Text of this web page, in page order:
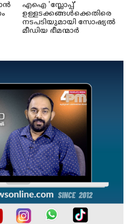
എഐ 'സ്ലോപ്പ്'
ഉള്ളടക്കങ്ങൾക്കെതിരെ
നടപടിയുമായി സോഷ്യൽ
മീഡിയ ഭീമന്മാർ